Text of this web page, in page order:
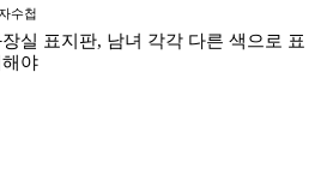
수첩
장실 표지판, 남녀 각각 다른 색으로 표
야